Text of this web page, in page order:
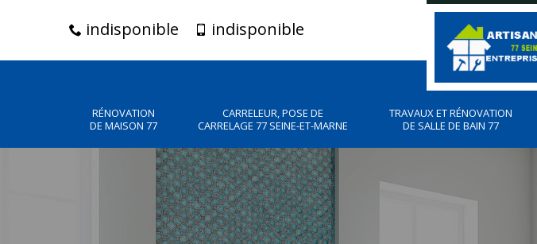
indisponible indisponible
RÉNOVATION
DE MAISON 77
CARRELEUR, POSE DE
CARRELAGE 77 SEINE-ET-MARNE
TRAVAUX ET RÉNOVATION
DE SALLE DE BAIN 77